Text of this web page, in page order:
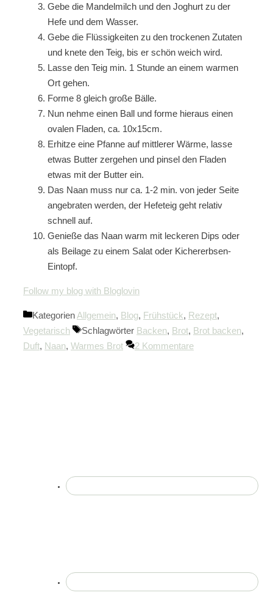
Gebe die Mandelmilch und den Joghurt zu der
Hefe und dem Wasser.
Gebe die Flüssigkeiten zu den trockenen Zutaten
und knete den Teig, bis er schön weich wird.
Lasse den Teig min. 1 Stunde an einem warmen
Ort gehen.
Forme 8 gleich große Bälle.
Nun nehme einen Ball und forme hieraus einen
ovalen Fladen, ca. 10x15cm.
Erhitze eine Pfanne auf mittlerer Wärme, lasse
etwas Butter zergehen und pinsel den Fladen
etwas mit der Butter ein.
Das Naan muss nur ca. 1-2 min. von jeder Seite
angebraten werden, der Hefeteig geht relativ
schnell auf.
Genieße das Naan warm mit leckeren Dips oder
als Beilage zu einem Salat oder Kichererbsen-
Eintopf.
Follow my blog with Bloglovin
Kategorien Allgemein, Blog, Frühstück, Rezept,
Vegetarisch
Schlagwörter Backen, Brot, Brot backen,
Duft, Naan, Warmes Brot 2 Kommentare